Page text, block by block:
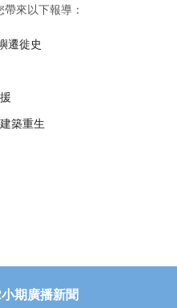
帶來以下報導：
遷徙史
築重生
小期廣播新聞